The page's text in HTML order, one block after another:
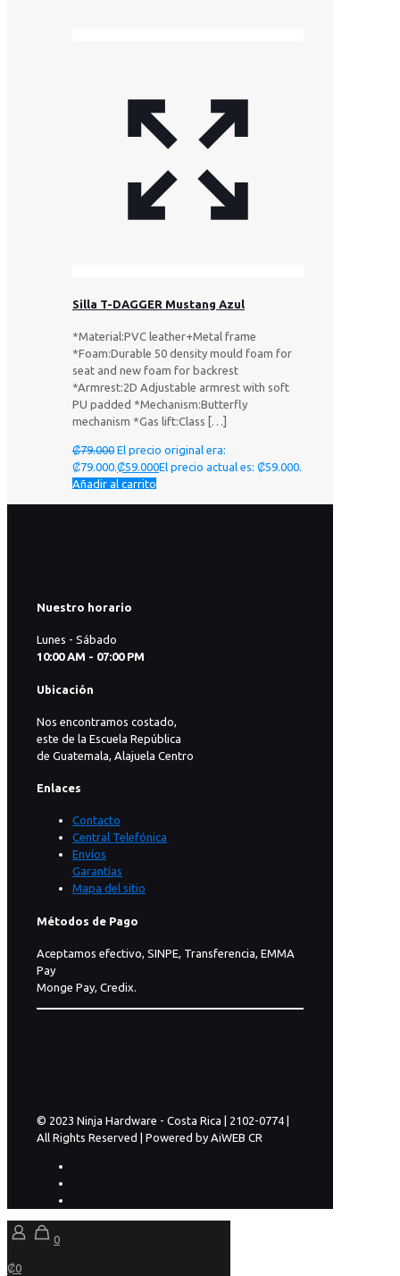
Silla T-DAGGER Mustang Azul
*Material:PVC leather+Metal frame
*Foam:Durable 50 density mould foam for
seat and new foam for backrest
*Armrest:2D Adjustable armrest with soft
PU padded *Mechanism:Butterfly
mechanism *Gas lift:Class […]
₡79.000 El precio original era:
₡79.000. ₡59.000El precio actual es: ₡59.000.
Añadir al carrito
Nuestro horario
Lunes - Sábado
10:00 AM - 07:00 PM
Ubicación
Nos encontramos costado,
este de la Escuela República
de Guatemala, Alajuela Centro
Enlaces
Contacto
Central Telefónica
Envíos
Garantías
Mapa del sitio
Métodos de Pago
Aceptamos efectivo, SINPE, Transferencia, EMMA
Pay
Monge Pay, Credix.
© 2023 Ninja Hardware - Costa Rica | 2102-0774 |
All Rights Reserved | Powered by AiWEB CR
0
₡0